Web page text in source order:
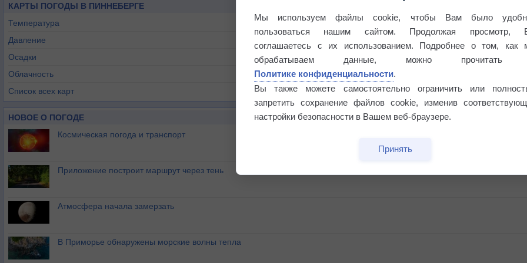
КАРТЫ ПОГОДЫ В ПИННЕБЕРГЕ
Температура
Давление
Осадки
Облачность
Список всех карт
НОВОЕ О ПОГОДЕ
Космическая погода и транспорт
Приложение построит маршрут через тень
Атмосфера начала замерзать
В Приморье обнаружены морские волны тепла
Мы используем файлы cookie, чтобы Вам было
пользоваться нашим сайтом. Продолжая просмотр,
соглашаетесь с их использованием. Подробнее о том, как
обрабатываем данные, можно прочитать
Политике конфиденциальности.
Вы также можете самостоятельно ограничить или
запретить сохранение файлов cookie, изменив
настройки безопасности в Вашем веб-браузере.
Принять